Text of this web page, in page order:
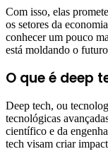
Com isso, elas
os setores da
conhecer um pouco
está moldando o
O que é deep
Deep tech, ou
tecnológicas
científico e da
tech visam criar